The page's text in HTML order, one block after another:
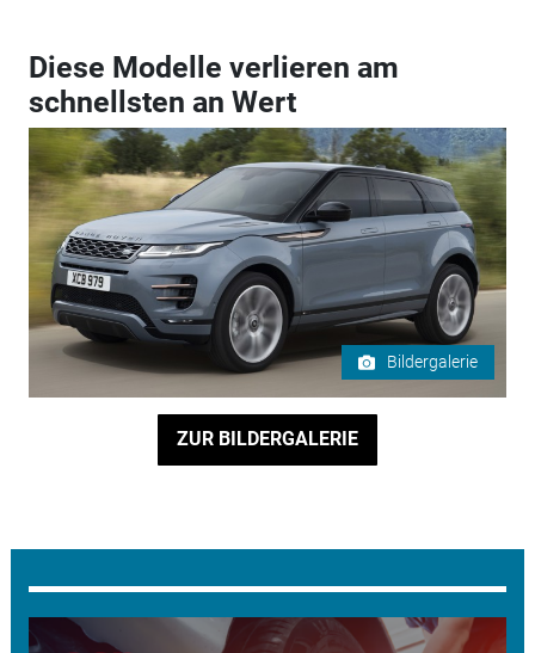
Diese Modelle verlieren am
schnellsten an Wert
Bildergalerie
ZUR BILDERGALERIE